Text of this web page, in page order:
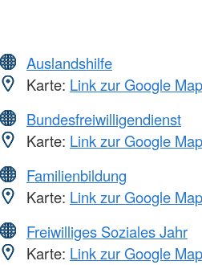
Auslandshilfe
Karte: Link zur Google
Bundesfreiwilligendienst
Karte: Link zur Google
Familienbildung
Karte: Link zur Google
Freiwilliges Soziales Jahr
Karte: Link zur Google